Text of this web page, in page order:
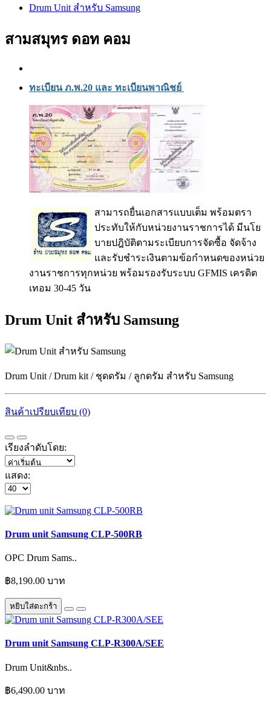
Drum Unit สำหรับ Samsung
สามสมุทร ดอท คอม
ทะเบียน ภ.พ.20 และ ทะเบียนพาณิชย์
สามารถยื่นเอกสารแบบเต็ม พร้อมตรา
ประทับให้กับหน่วยงานราชการได้ มีนโย
บายปฎิบัติตามระเบียบการจัดซื้อ จัดจ้าง
และรับชำระเงินตามข้อกำหนดของหน่วย
งานราชการทุกหน่วย พร้อมรองรับระบบ GFMIS เครดิต
เทอม 30-45 วัน
Drum Unit สำหรับ Samsung
Drum Unit / Drum kit / ชุดดรัม / ลูกดรัม สำหรับ Samsung
สินค้าเปรียบเทียบ (0)
เรียงลำดับโดย:
แสดง:
Drum unit Samsung CLP-500RB
OPC Drum Sams..
฿8,190.00 บาท
หยิบใส่ตะกร้า
Drum unit Samsung CLP-R300A/SEE
Drum Unit&nbs..
฿6,490.00 บาท